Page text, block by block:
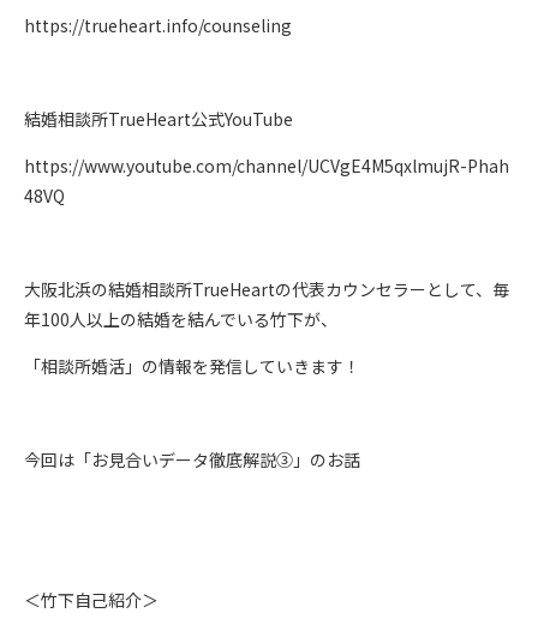
https://trueheart.info/counseling
結婚相談所TrueHeart公式YouTube
https://www.youtube.com/channel/UCVgE4M5qxlmujR-Phah
48VQ
大阪北浜の結婚相談所TrueHeartの代表カウンセラーとして、毎
年100人以上の結婚を結んでいる竹下が、
「相談所婚活」の情報を発信していきます！
今回は「お見合いデータ徹底解説③」のお話
＜竹下自己紹介＞